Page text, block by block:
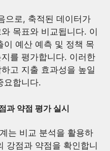
으로, 축적된 데이터가
목표와 비교됩니다. 이
이 예산 예측 및 정책 목
를 평가합니다. 이러한
고 지출 효과성을 높일
요합니다.
과 약점 평가 실시
는 비교 분석을 활용하
강점과 약점을 확인합니